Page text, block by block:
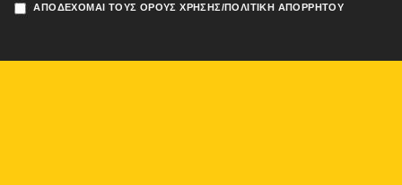
ΑΠΟΔΈΧΟΜΑΙ ΤΟΥΣ ΌΡΟΥΣ ΧΡΉΣΗΣ/ΠΟΛΙΤΙΚΉ ΑΠΟΡΡΉΤΟΥ